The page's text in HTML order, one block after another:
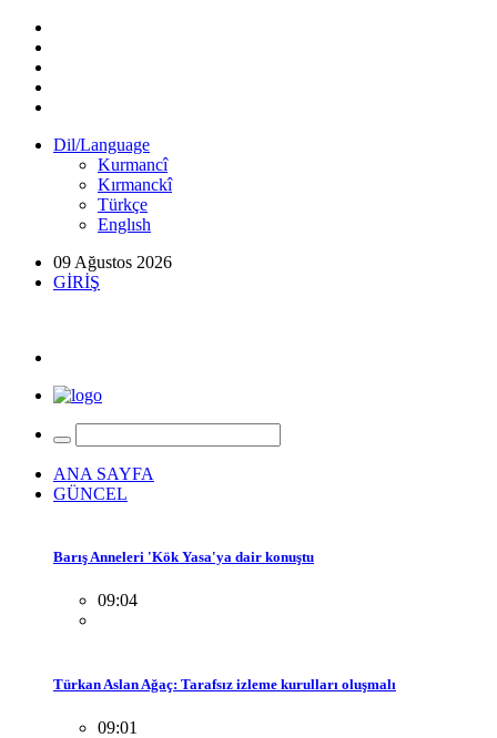
Dil/Language
Kurmancî
Kırmanckî
Türkçe
Englısh
09 Ağustos 2026
GİRİŞ
ANA SAYFA
GÜNCEL
Barış Anneleri 'Kök Yasa'ya dair konuştu
09:04
Türkan Aslan Ağaç: Tarafsız izleme kurulları oluşmalı
09:01